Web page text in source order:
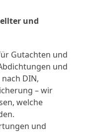
und
Gutachten und
und
DIN,
– wir
welche
und